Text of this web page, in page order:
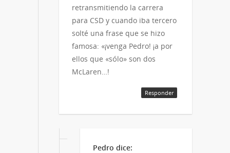
retransmitiendo la carrera
para CSD y cuando iba tercero
solté una frase que se hizo
famosa: «¡venga Pedro! ¡a por
ellos que «sólo» son dos
McLaren…!
Responder
Pedro dice: